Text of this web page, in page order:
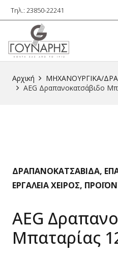
Τηλ.: 23850-22241
Αρχική ΜΗΧΑΝΟΥΡΓΙΚΑ/
AEG Δραπανοκατσάβιδο
ΔΡΑΠΑΝΟΚΑΤΣΑΒΙΔΑ,
ΕΡΓΑΛΕΙΑ ΧΕΙΡΟΣ,
AEG
Μπαταρίας